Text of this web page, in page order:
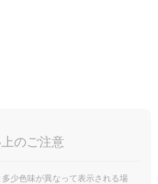
のご注意
少色味が異なって表示される場